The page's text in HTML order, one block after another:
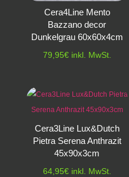
Cera4Line Mento
Bazzano decor
Dunkelgrau 60x60x4cm
79,95€ inkl. MwSt.
Cera3Line Lux&Dutch
Pietra Serena Anthrazit
45x90x3cm
64,95€ inkl. MwSt.